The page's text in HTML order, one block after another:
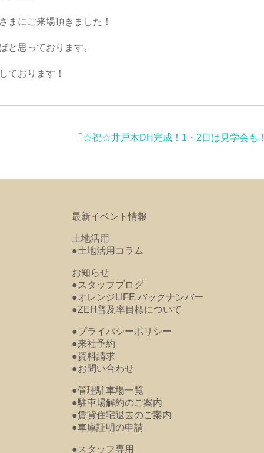
まにご来場頂きました！
と思っております。
ております！
「 ☆祝☆井戸木DH完成！1・2日は見学会も！
最新イベント情報
土地活用
●土地活用コラム
お知らせ
●スタッフブログ
●オレンジLIFE バックナンバー
●ZEH普及率目標について
●プライバシーポリシー
●来社予約
●資料請求
●お問い合わせ
●管理駐車場一覧
●駐車場解約のご案内
●賃貸住宅退去のご案内
●車庫証明の申請
●スタッフ専用